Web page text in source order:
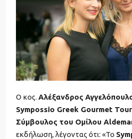
Ο κος. Αλέξανδρος
Sympossio Greek Gourmet
Σύμβουλος του Ομίλου
εκδήλωση, λέγοντας ότι: «Το